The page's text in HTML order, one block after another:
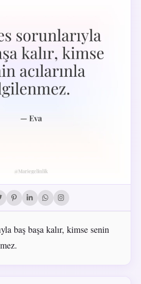
baş başa kalır, kimse senin